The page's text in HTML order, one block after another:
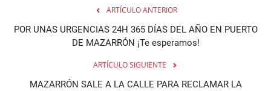
ARTÍCULO ANTERIOR
POR UNAS URGENCIAS 24H 365 DÍAS DEL AÑO EN PUERTO
DE MAZARRÓN ¡Te esperamos!
ARTÍCULO SIGUIENTE
MAZARRÓN SALE A LA CALLE PARA RECLAMAR LA